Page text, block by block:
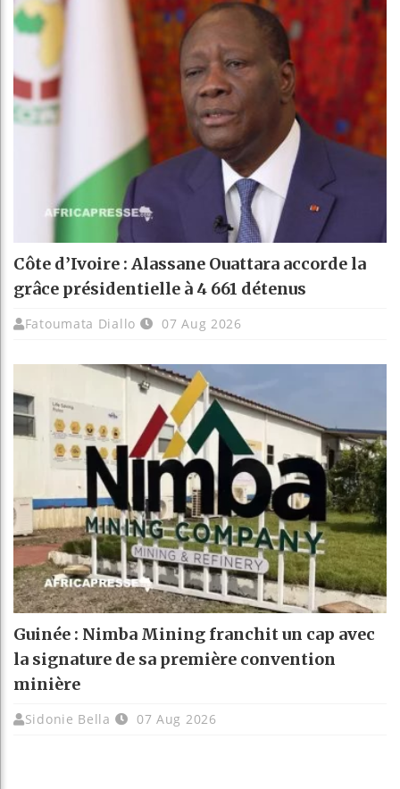
Côte d’Ivoire : Alassane Ouattara accorde la
grâce présidentielle à 4 661 détenus
Fatoumata Diallo 07 Aug 2026
Guinée : Nimba Mining franchit un cap avec
la signature de sa première convention
minière
Sidonie Bella 07 Aug 2026